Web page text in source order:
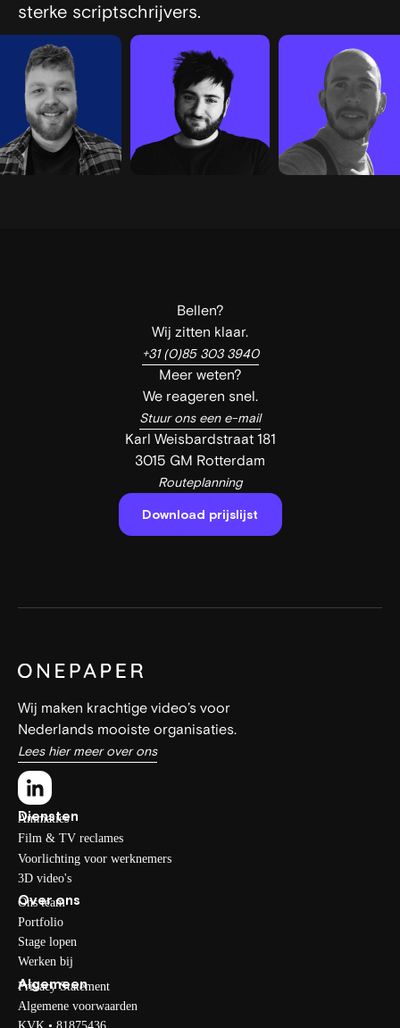
sterke scriptschrijvers.
Bellen?
Wij zitten klaar.
+31 (0)85 303 3940
Meer weten?
We reageren snel.
Stuur ons een e-mail
Karl Weisbardstraat 181
3015 GM Rotterdam
Routeplanning
Download prijslijst
Wij maken krachtige video’s voor
Nederlands mooiste organisaties.
Lees hier meer over ons
Diensten
Animaties
Film & TV reclames
Voorlichting voor werknemers
3D video's
Over ons
Ons team
Portfolio
Stage lopen
Werken bij
Algemeen
Privacy Statement
Algemene voorwaarden